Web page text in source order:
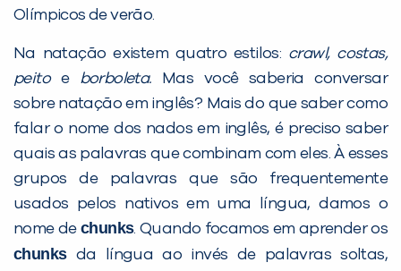
Olímpicos de verão.
Na natação existem quatro estilos: crawl, costas,
peito e borboleta. Mas você saberia conversar
sobre natação em inglês? Mais do que saber como
falar o nome dos nados em inglês, é preciso saber
quais as palavras que combinam com eles. À esses
grupos de palavras que são frequentemente
usados pelos nativos em uma língua, damos o
nome de chunks. Quando focamos em aprender os
chunksda língua ao invés de palavras soltas,